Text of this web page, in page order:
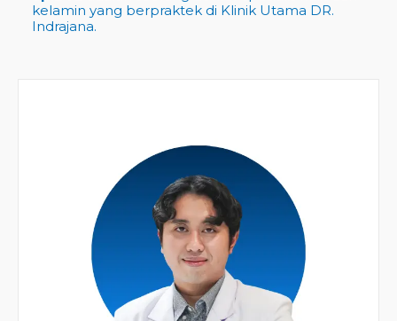
kelamin yang berpraktek di Klinik Utama DR.
Indrajana.